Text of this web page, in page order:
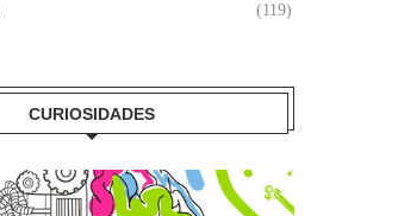
(119)
CURIOSIDADES